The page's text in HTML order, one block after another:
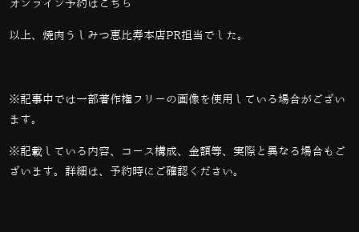
オンライン予約は こちら
以上、焼肉うしみつ恵比寿本店PR担当でした。
※記事中では一部著作権フリーの画像を使用している場合がござい
ます。
※記載している内容、コース構成、金額等、実際と異なる場合もご
ざいます。詳細は、予約時にご確認ください。